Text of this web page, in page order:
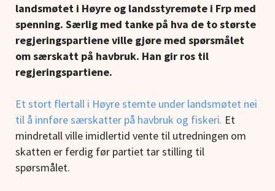
landsmøtet i Høyre og landsstyremøte i Frp med
spenning. Særlig med tanke på hva de to største
regjeringspartiene ville gjøre med spørsmålet
om særskatt på havbruk. Han gir ros til
regjeringspartiene.
Et stort flertall i Høyre stemte under landsmøtet nei
til å innføre særskatter på havbruk og fiskeri. Et
mindretall ville imidlertid vente til utredningen om
skatten er ferdig før partiet tar stilling til
spørsmålet.